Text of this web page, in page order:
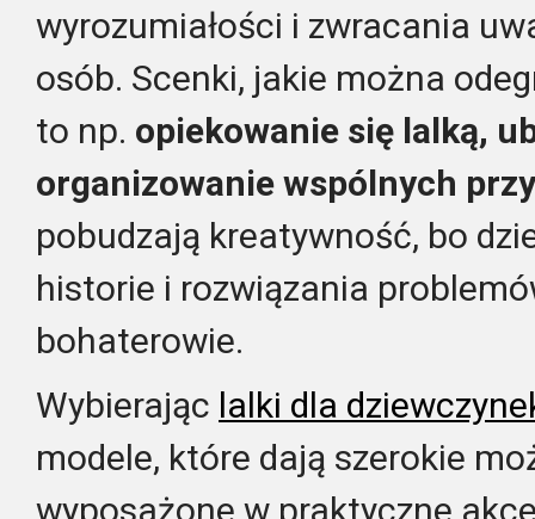
wyrozumiałości i zwracania
osób. Scenki, jakie można
to np. opiekowanie się lalką,
organizowanie wspólnych
pobudzają kreatywność, bo
historie i rozwiązania
bohaterowie.
Wybierając lalki dla
modele, które dają szerokie
wyposażone w praktyczne